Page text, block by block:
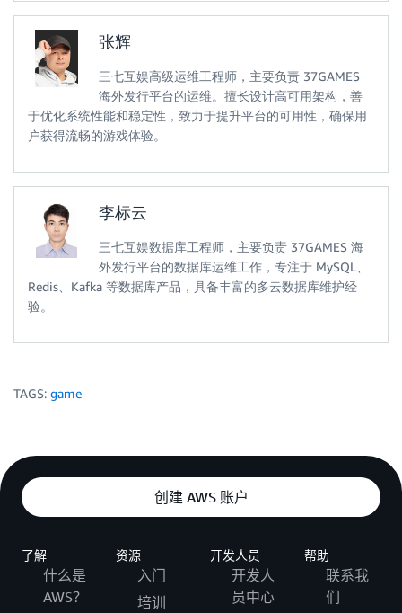
张辉
三七互娱高级运维工程师，主要负责 37GAMES
海外发行平台的运维。擅长设计高可用架构，善
于优化系统性能和稳定性，致力于提升平台的可用性，确保用
户获得流畅的游戏体验。
李标云
三七互娱数据库工程师，主要负责 37GAMES 海
外发行平台的数据库运维工作，专注于 MySQL、
Redis、Kafka 等数据库产品，具备丰富的多云数据库维护经
验。
TAGS: game
创建 AWS 账户
了解
什么是
AWS？
资源
入门
培训
开发人员
开发人
员中心
帮助
联系我
们